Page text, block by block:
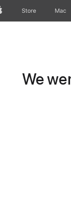
AppleStore Mac
We